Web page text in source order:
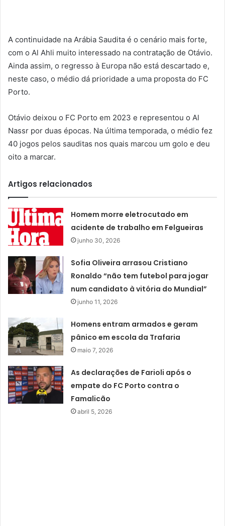
A continuidade na Arábia Saudita é o cenário mais forte,
com o Al Ahli muito interessado na contratação de Otávio.
Ainda assim, o regresso à Europa não está descartado e,
neste caso, o médio dá prioridade a uma proposta do FC
Porto.
Otávio deixou o FC Porto em 2023 e representou o Al
Nassr por duas épocas. Na última temporada, o médio fez
40 jogos pelos sauditas nos quais marcou um golo e deu
oito a marcar.
Artigos relacionados
Homem morre eletrocutado em
acidente de trabalho em Felgueiras
junho 30, 2026
Sofia Oliveira arrasou Cristiano
Ronaldo “não tem futebol para jogar
num candidato à vitória do Mundial”
junho 11, 2026
Homens entram armados e geram
pânico em escola da Trafaria
maio 7, 2026
As declarações de Farioli após o
empate do FC Porto contra o
Famalicão
abril 5, 2026